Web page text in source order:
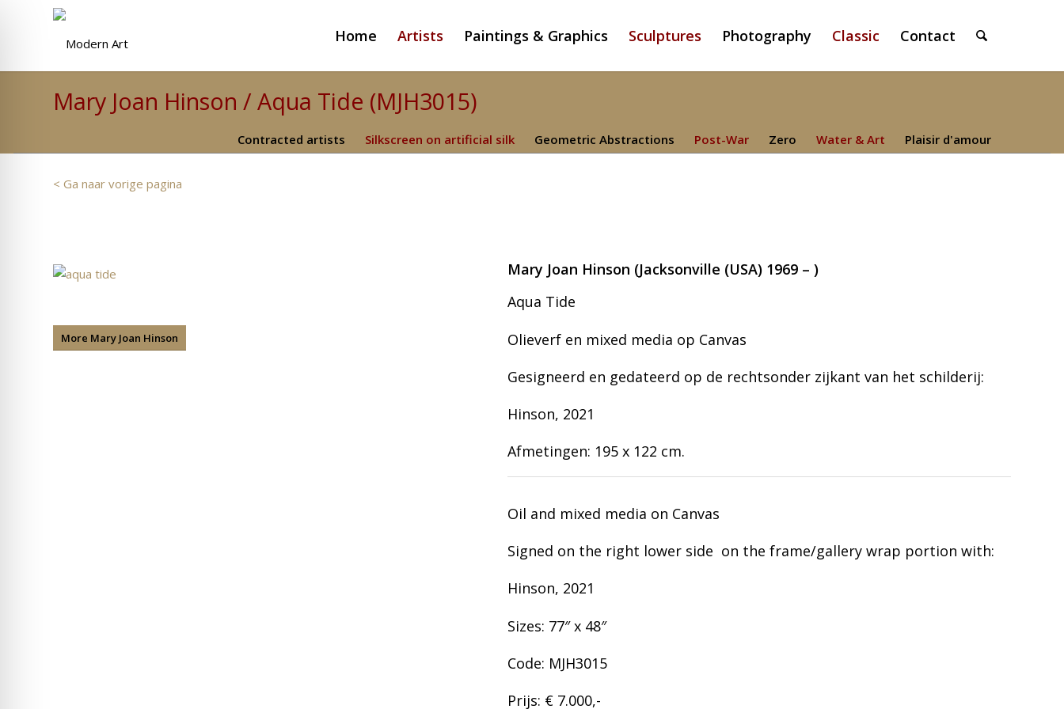
Home Artists Paintings & Graphics Sculptures Photography Classic Contact
Mary Joan Hinson / Aqua Tide (MJH3015)
Contracted artists Silkscreen on artificial silk Geometric Abstractions Post-War Zero Water & Art Plaisir d'amour
< Ga naar vorige pagina
More Mary Joan Hinson
Mary Joan Hinson (Jacksonville (USA) 1969 – )
Aqua Tide
Olieverf en mixed media op Canvas
Gesigneerd en gedateerd op de rechtsonder zijkant van het schilderij:
Hinson, 2021
Afmetingen: 195 x 122 cm.
Oil and mixed media on Canvas
Signed on the right lower side on the frame/gallery wrap portion with:
Hinson, 2021
Sizes: 77″ x 48″
Code: MJH3015
Prijs: € 7.000,-